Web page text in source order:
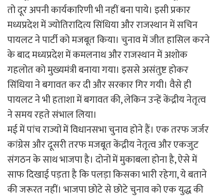
तो दूर अपनी कार्यकारिणी भी नहीं बना पाये। इसी प्रकार
मध्यप्रदेश में ज्योतिरादित्य सिंधिया और राजस्थान में सचिन
पायलट ने पार्टी को मजबूत किया। चुनाव में जीत हासिल करने
के बाद मध्यप्रदेश में कमलनाथ और राजस्थान में अशोक
गहलोत को मुख्यमंत्री बनाया गया। इससे असंतुष्ट होकर
सिंधिया ने बगावत कर दी और सरकार गिर गयी। वैसे ही
पायलट ने भी हताशा में बगावत की, लेकिन उन्हें केंद्रीय नेतृत्व
ने समय रहते संभाल लिया।
मई में पांच राज्यों में विधानसभा चुनाव होने हैं। एक तरफ जर्जर
कांग्रेस और दूसरी तरफ मजबूत केंद्रीय नेतृत्व और एकजुट
संगठन के साथ भाजपा है। दोनों में मुकाबला होना है, ऐसे में
साफ दिखाई पड़ता है कि पलड़ा किसका भारी रहेगा, ये बताने
की जरूरत नहीं। भाजपा छोटे से छोटे चुनाव को एक युद्ध की